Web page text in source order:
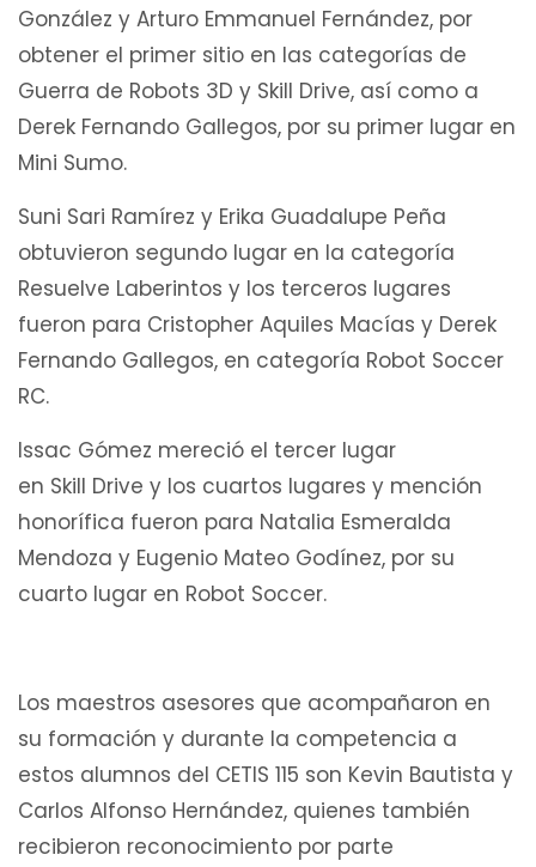
González y Arturo Emmanuel Fernández, por
obtener el primer sitio en las categorías de
Guerra de Robots 3D y Skill Drive, así como a
Derek Fernando Gallegos, por su primer lugar en
Mini Sumo.
Suni Sari Ramírez y Erika Guadalupe Peña
obtuvieron segundo lugar en la categoría
Resuelve Laberintos y los terceros lugares
fueron para Cristopher Aquiles Macías y Derek
Fernando Gallegos, en categoría Robot Soccer
RC.
Issac Gómez mereció el tercer lugar
en Skill Drive y los cuartos lugares y mención
honorífica fueron para Natalia Esmeralda
Mendoza y Eugenio Mateo Godínez, por su
cuarto lugar en Robot Soccer.
Los maestros asesores que acompañaron en
su formación y durante la competencia a
estos alumnos del CETIS 115 son Kevin Bautista y
Carlos Alfonso Hernández, quienes también
recibieron reconocimiento por parte